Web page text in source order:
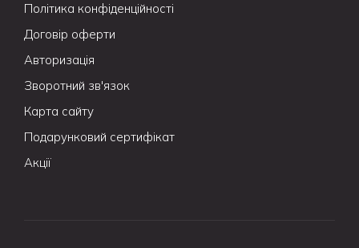
Політика конфіденційності
Договір оферти
Авторизація
Зворотний зв'язок
Карта сайту
Подарунковий сертифікат
Акції